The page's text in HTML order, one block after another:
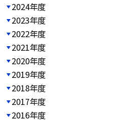
2024年度
2023年度
2022年度
2021年度
2020年度
2019年度
2018年度
2017年度
2016年度